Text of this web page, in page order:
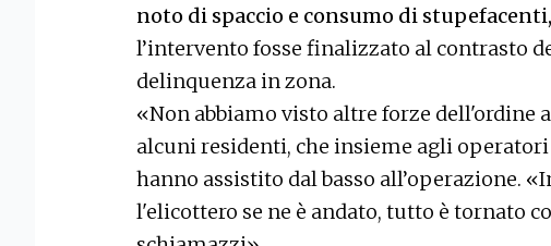
noto di spaccio e consumo di stupefacenti,
l’intervento fosse finalizzato al contrasto
delinquenza in zona.
«Non abbiamo visto altre forze dell'ordine
alcuni residenti, che insieme agli
hanno assistito dal basso all’operazione.
l'elicottero se ne è andato, tutto è tornato